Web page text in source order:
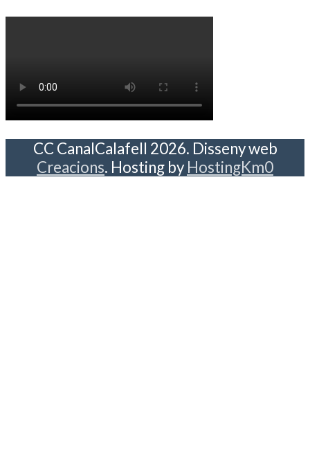
CC CanalCalafell 2026. Disseny web
Creacions. Hosting by HostingKm0